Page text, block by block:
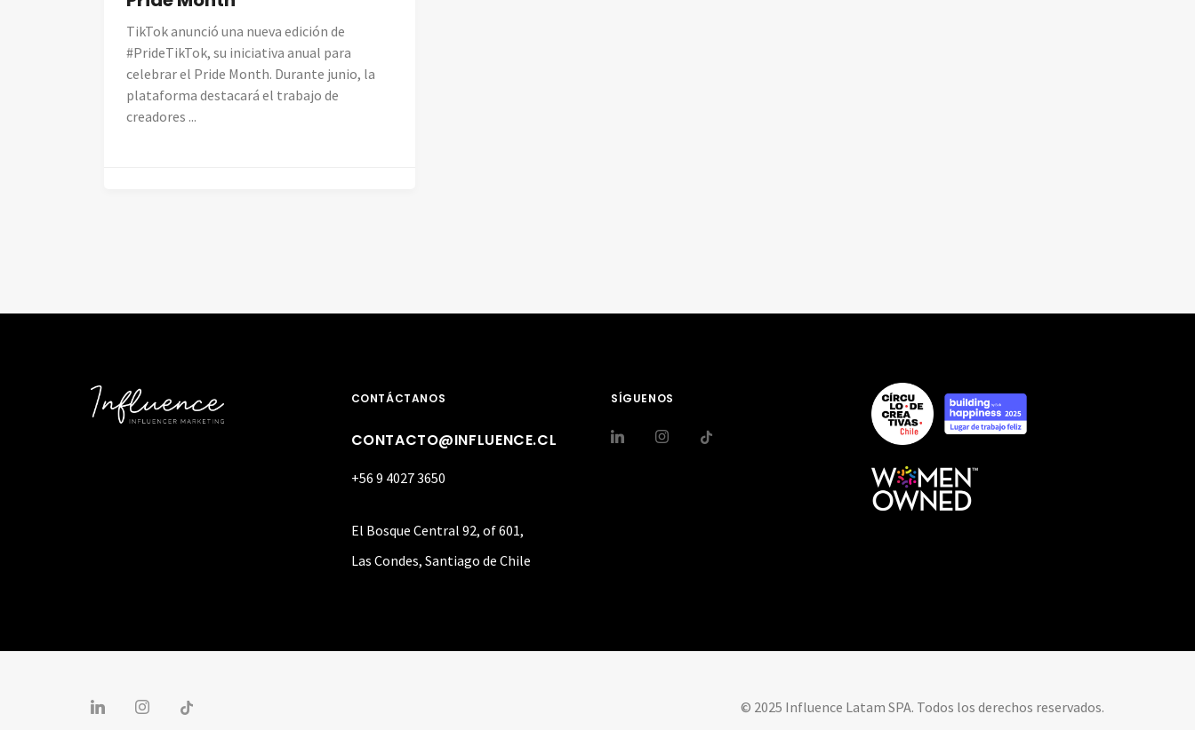
TikTok anunció una nueva edición de
#PrideTikTok, su iniciativa anual para
celebrar el Pride Month. Durante junio, la
plataforma destacará el trabajo de
creadores ...
CONTÁCTANOS
CONTACTO@INFLUENCE.CL
+56 9 4027 3650
El Bosque Central 92, of 601,
Las Condes, Santiago de Chile
SÍGUENOS
© 2025 Influence Latam SPA. Todos los derechos reservados.